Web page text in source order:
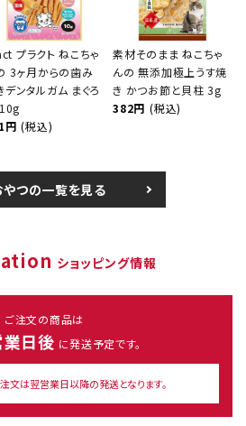
プラクト ねこちゃ
3ヶ月からの歯み
デンタルガム まぐろ
円 (税込)
素材そのまま ねこちゃ
んの 無添加極上うす焼
き かつお節と貝柱 3g
382円 (税込)
つの一覧を見る
ショッピング情報
ご注文の商品は
業日後 に発送予定です。
は翌営業日以降の発送となります。